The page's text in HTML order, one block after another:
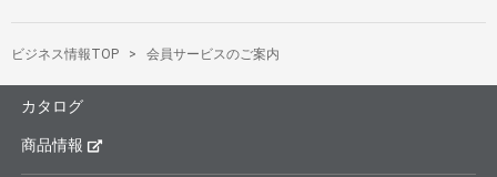
ビジネス情報TOP 会員サービスのご案内
カタログ
商品情報